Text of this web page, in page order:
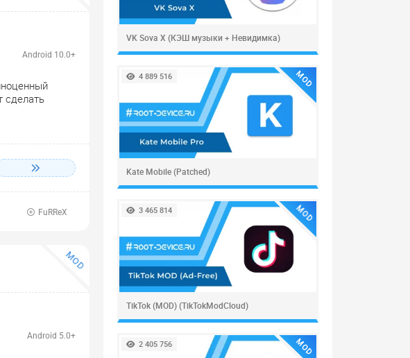
Android 10.0+
сделать
FuRReX
MOD
Android 5.0+
VK Sova X (КЭШ музыки + Невидимка)
MOD
4 889 516
Kate Mobile (Patched)
MOD
3 465 814
TikTok (MOD) (TikTokModCloud)
MOD
2 405 756